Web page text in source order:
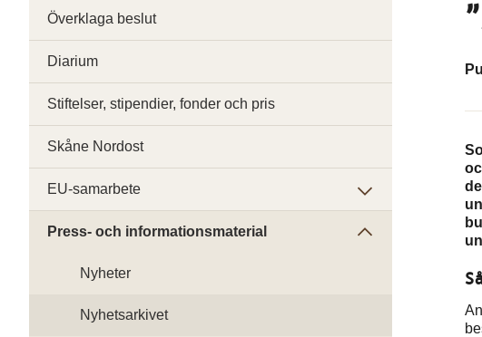
Överklaga beslut
Diarium
Stiftelser, stipendier, fonder och pris
Skåne Nordost
EU-samarbete
Press- och informationsmaterial
Nyheter
Nyhetsarkivet